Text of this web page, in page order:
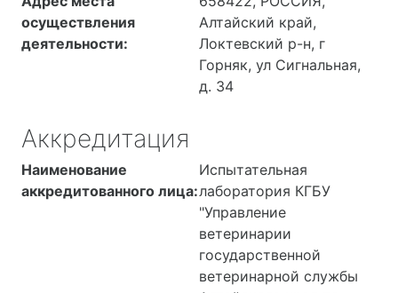
осуществления
деятельности:
Алтайский край,
Локтевский р-н, г
Горняк, ул Сигнальная,
д. 34
Аккредитация
Наименование
аккредитованного лица:
Испытательная
лаборатория КГБУ
"Управление
ветеринарии
государственной
ветеринарной службы